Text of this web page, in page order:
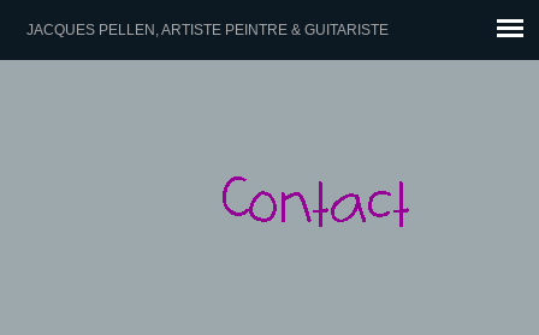
JACQUES PELLEN, ARTISTE PEINTRE & GUITARISTE